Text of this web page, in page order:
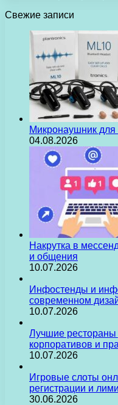
Свежие записи
Микронаушник для
04.08.2026
Накрутка в
и общения
10.07.2026
Инфостенды и
современном
10.07.2026
Лучшие
корпоративов и
10.07.2026
Игровые слоты
регистрации и
30.06.2026